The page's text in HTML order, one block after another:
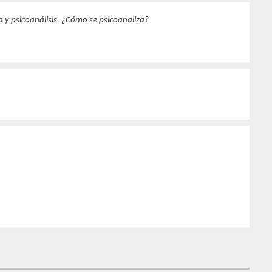
psicoanálisis. ¿Cómo se psicoanaliza?